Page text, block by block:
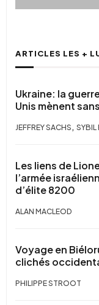
ARTICLES LES +
Ukraine: la
Unis mènent
JEFFREY SACHS , SYBIL
Les liens de
l’armée
d’élite 8200
ALAN MACLEOD
Voyage en
clichés
PHILIPPE STROOT